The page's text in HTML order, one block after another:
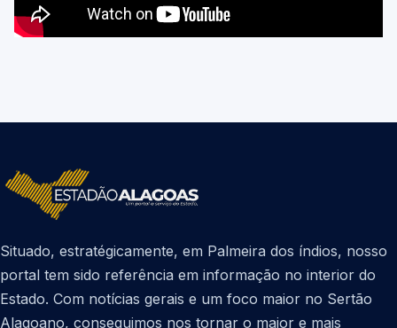
Situado, estratégicamente, em Palmeira dos índios, nosso
portal tem sido referência em informação no interior do
Estado. Com notícias gerais e um foco maior no Sertão
Alagoano, conseguimos nos tornar o maior e mais